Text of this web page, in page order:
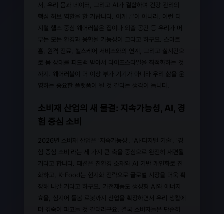
서, 우리 몸과 데이터, 그리고 AI가 결합하여 건강 관리의
핵심 허브 역할을 할 거랍니다. 이게 끝이 아니라, 이런 디
지털 헬스 중심 웨어러블은 집이나 외출 공간 등 우리가 머
무는 모든 환경과 융합될 가능성이 크다고 하구요. 스마트
홈, 원격 진료, 헬스케어 서비스와의 연계, 그리고 실시간으
로 몸 상태를 피드백 받아서 라이프스타일을 최적화하는 것
까지. 웨어러블이 더 이상 부가 기기가 아니라 우리 삶을 운
영하는 중요한 플랫폼이 될 것 같다는 생각이 듭니다.
소비재 산업의 새 물결: 지속가능성, AI, 경
험 중심 소비
2026년 소비재 산업은 '지속가능성', 'AI·디지털 기술', '경
험 중심 소비'라는 세 가지 큰 축을 중심으로 완전히 재편될
거라고 합니다. 패션은 친환경 소재와 AI 기반 개인화로 진
화하고, K-Food는 현지화 전략으로 글로벌 시장을 더욱 확
장해 나갈 거라고 하구요. 가전제품도 생성형 AI와 에너지
효율, 심지어 돌봄 로봇까지 산업을 확장하면서 우리 생활에
더 깊숙이 파고들 것 같더라구요. 결국 소비자들은 단순히